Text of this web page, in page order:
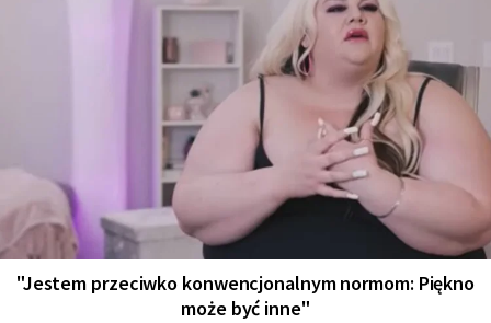
"Jestem przeciwko konwencjonalnym normom: Piękno
może być inne"